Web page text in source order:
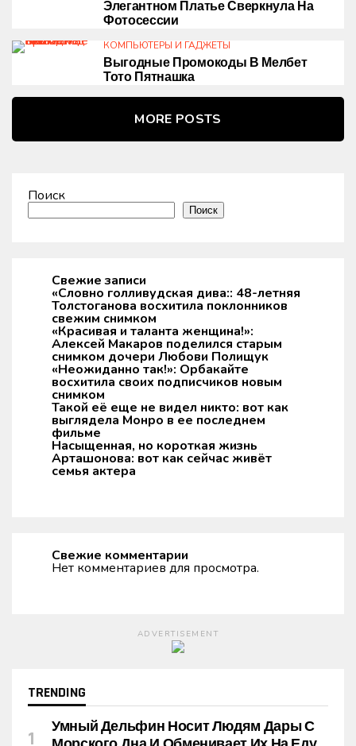
Элегантном Платье Сверкнула На
Фотосессии
КОМПЬЮТЕРЫ И ГАДЖЕТЫ
Выгодные Промокоды В Мелбет
Тото Пятнашка
MORE POSTS
Поиск
Поиск
Свежие записи
«Словно голливудская дива:: 48-летняя
Толстоганова восхитила поклонников
свежим снимком
«Красивая и таланта женщина!»:
Алексей Макаров поделился старым
снимком дочери Любови Полищук
«Неожиданно так!»: Орбакайте
восхитила своих подписчиков новым
снимком
Такой её еще не видел никто: вот как
выглядела Монро в ее последнем
фильме
Насыщенная, но короткая жизнь
Арташонова: вот как сейчас живёт
семья актера
Свежие комментарии
Нет комментариев для просмотра.
ADVERTISEMENT
TRENDING
Умный Дельфин Носит Людям Дары С